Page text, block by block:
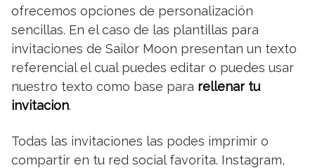
ofrecemos opciones de personalización
sencillas. En el caso de las plantillas para
invitaciones de Sailor Moon presentan un texto
referencial el cual puedes editar o puedes usar
nuestro texto como base para rellenar tu
invitacion.
Todas las invitaciones las podes imprimir o
compartir en tu red social favorita. Instagram,